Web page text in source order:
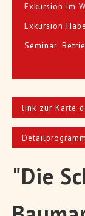
Exkursion im
Exkursion
Seminar:
link zur Karte
"Die